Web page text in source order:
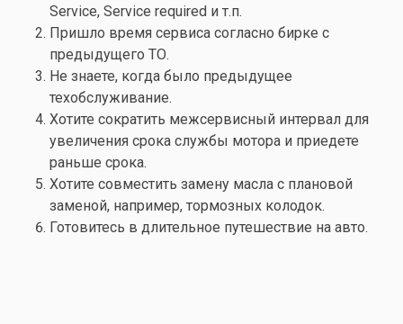
Service, Service required и т.п.
Пришло время сервиса согласно бирке с
предыдущего ТО.
Не знаете, когда было предыдущее
техобслуживание.
Хотите сократить межсервисный интервал для
увеличения срока службы мотора и приедете
раньше срока.
Хотите совместить замену масла с плановой
заменой, например, тормозных колодок.
Готовитесь в длительное путешествие на авто.